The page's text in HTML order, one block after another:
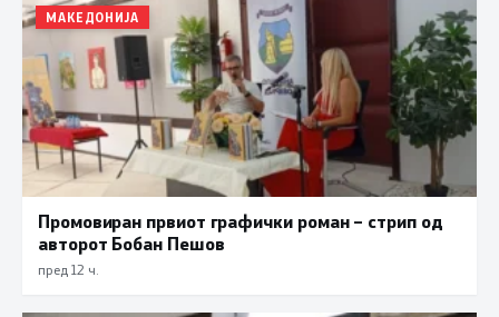
МАКЕДОНИЈА
Промовиран првиот графички роман – стрип од
авторот Бобан Пешов
пред 12 ч.